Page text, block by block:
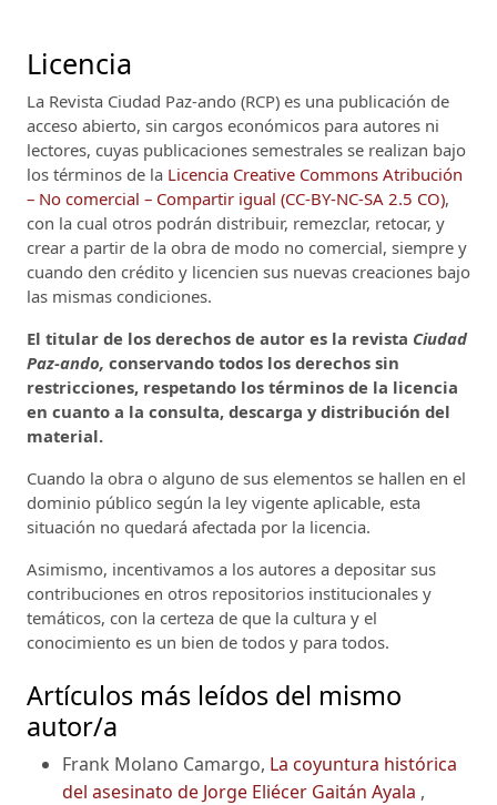
Licencia
La Revista Ciudad Paz-ando (RCP) es una publicación de
acceso abierto, sin cargos económicos para autores ni
lectores, cuyas publicaciones semestrales se realizan bajo
los términos de la Licencia Creative Commons Atribución
– No comercial – Compartir igual (CC-BY-NC-SA 2.5 CO),
con la cual otros podrán distribuir, remezclar, retocar, y
crear a partir de la obra de modo no comercial, siempre y
cuando den crédito y licencien sus nuevas creaciones bajo
las mismas condiciones.
El titular de los derechos de autor es la revista Ciudad
Paz-ando, conservando todos los derechos sin
restricciones, respetando los términos de la licencia
en cuanto a la consulta, descarga y distribución del
material.
Cuando la obra o alguno de sus elementos se hallen en el
dominio público según la ley vigente aplicable, esta
situación no quedará afectada por la licencia.
Asimismo, incentivamos a los autores a depositar sus
contribuciones en otros repositorios institucionales y
temáticos, con la certeza de que la cultura y el
conocimiento es un bien de todos y para todos.
Artículos más leídos del mismo
autor/a
Frank Molano Camargo, La coyuntura histórica
del asesinato de Jorge Eliécer Gaitán Ayala ,